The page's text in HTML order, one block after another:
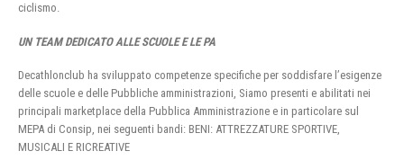
ciclismo.
UN TEAM DEDICATO ALLE SCUOLE E LE PA
Decathlonclub ha sviluppato competenze specifiche per soddisfare l’esigenze
delle scuole e delle Pubbliche amministrazioni, Siamo presenti e abilitati nei
principali marketplace della Pubblica Amministrazione e in particolare sul
MEPA di Consip, nei seguenti bandi: BENI: ATTREZZATURE SPORTIVE,
MUSICALI E RICREATIVE